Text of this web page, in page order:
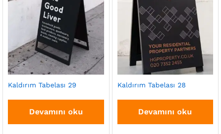
Kaldırım Tabelası 29
Devamını oku
Kaldırım Tabelası 28
Devamını oku